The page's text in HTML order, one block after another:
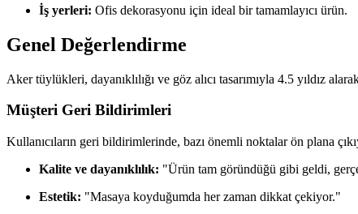
İş yerleri: Ofis dekorasyonu için ideal bir tamamlayıcı ürün.
Genel Değerlendirme
Aker tüylükleri, dayanıklılığı ve göz alıcı tasarımıyla 4.5 yıldız
Müşteri Geri Bildirimleri
Kullanıcıların geri bildirimlerinde, bazı önemli noktalar ön plana
Kalite ve dayanıklılık: "Ürün tam göründüğü gibi geldi,
Estetik: "Masaya koyduğumda her zaman dikkat çekiyor."